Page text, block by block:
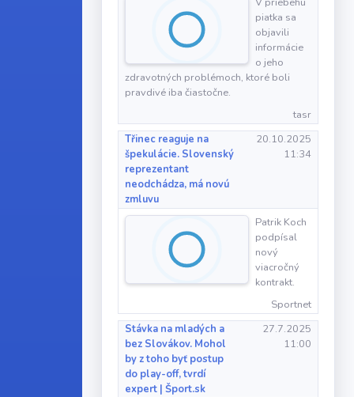
piatka sa
objavili
informácie
o jeho
zdravotných problémoch, ktoré boli
pravdivé iba čiastočne.
tasr
Třinec reaguje na
špekulácie. Slovenský
reprezentant
neodchádza, má novú
zmluvu
20.10.2025
11:34
Patrik Koch
podpísal
nový
viacročný
kontrakt.
Sportnet
Stávka na mladých a
bez Slovákov. Mohol
by z toho byť postup
do play-off, tvrdí
expert | Šport.sk
27.7.2025
11:00